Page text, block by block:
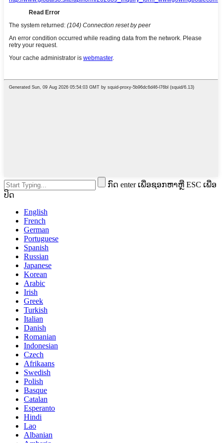
ກົດ enter ເພື່ອຊອກຫາຫຼື ESC ເພື່ອ
ປິດ
English
French
German
Portuguese
Spanish
Russian
Japanese
Korean
Arabic
Irish
Greek
Turkish
Italian
Danish
Romanian
Indonesian
Czech
Afrikaans
Swedish
Polish
Basque
Catalan
Esperanto
Hindi
Lao
Albanian